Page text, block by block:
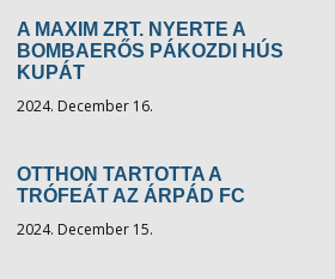
A MAXIM ZRT. NYERTE A
BOMBAERŐS PÁKOZDI HÚS
KUPÁT
2024. December 16.
OTTHON TARTOTTA A
TRÓFEÁT AZ ÁRPÁD FC
2024. December 15.